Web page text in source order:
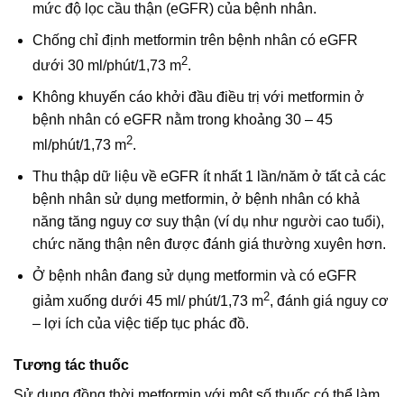
mức độ lọc cầu thận (eGFR) của bệnh nhân.
Chống chỉ định metformin trên bệnh nhân có eGFR
dưới 30 ml/phút/1,73 m2.
Không khuyến cáo khởi đầu điều trị với metformin ở
bệnh nhân có eGFR nằm trong khoảng 30 – 45
ml/phút/1,73 m2.
Thu thập dữ liệu về eGFR ít nhất 1 lần/năm ở tất cả các
bệnh nhân sử dụng metformin, ở bệnh nhân có khả
năng tăng nguy cơ suy thận (ví dụ như người cao tuổi),
chức năng thận nên được đánh giá thường xuyên hơn.
Ở bệnh nhân đang sử dụng metformin và có eGFR
giảm xuống dưới 45 ml/ phút/1,73 m2, đánh giá nguy cơ
– lợi ích của việc tiếp tục phác đồ.
Tương tác thuốc